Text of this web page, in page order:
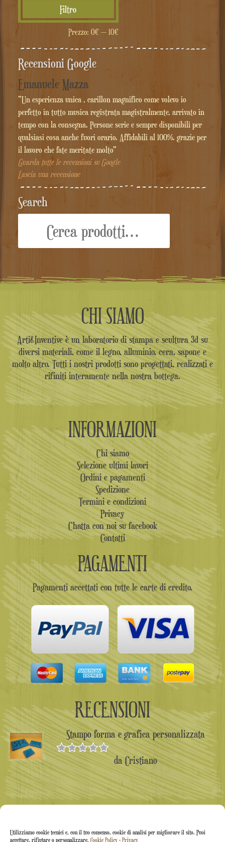
Utilizziamo cookie tecnici e, con il tuo consenso, cookie di analisi per migliorare il sito. Puoi
accettare, rifiutare o personalizzare. Cookie Policy - Privacy
Min
Max
Filtro
Prezzo: 0€— 10€
Recensioni Google
Emanuele Mazza
"Un esperienza unica , carillon magnifico come volevo io
perfetto in tutto musica registrata magistralmente, arrivato in
tempo con la consegna. Persone serie e sempre disponibili per
qualsiasi cosa anche fuori orario. Affidabili al 100%. grazie per
il lavoro che fate meritate molto"
Guarda tutte le recensioni su Google
Lascia una recensione
Search
CHI SIAMO
Arti&Inventive è un laboratorio di stampa e scultura 3d su
diversi materiali, come il legno, alluminio, cera, sapone e
molto altro. Tutti i nostri prodotti sono progettati, realizzati e
rifiniti interamente nella nostra bottega.
INFORMAZIONI
Chi siamo
Selezione ultimi lavori
Ordini e pagamenti
Spedizione
Termini e condizioni
Privacy
Chatta con noi su facebook
Contatti
PAGAMENTI
Pagamenti accettati con tutte le carte di credito.
RECENSIONI
Stampo forma e grafica personalizzata
Valutato5
su 5
da Cristiano